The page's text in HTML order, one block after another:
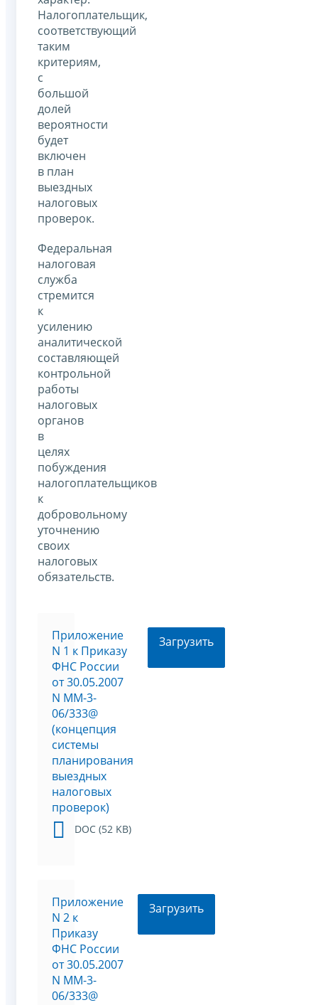
Налогоплательщик,
соответствующий
таким
критериям,
с
большой
долей
вероятности
будет
включен
в план
выездных
налоговых
проверок.
Федеральная
налоговая
служба
стремится
к
усилению
аналитической
составляющей
контрольной
работы
налоговых
органов
в
целях
побуждения
налогоплательщиков
к
добровольному
уточнению
своих
налоговых
обязательств.
Приложение
N 1 к Приказу
ФНС России
от 30.05.2007
N ММ-3-
06/333@
(концепция
системы
планирования
выездных
налоговых
проверок)
DOC (52 KB)
Загрузить
Приложение
N 2 к
Приказу
ФНС России
от 30.05.2007
N ММ-3-
06/333@
Загрузить